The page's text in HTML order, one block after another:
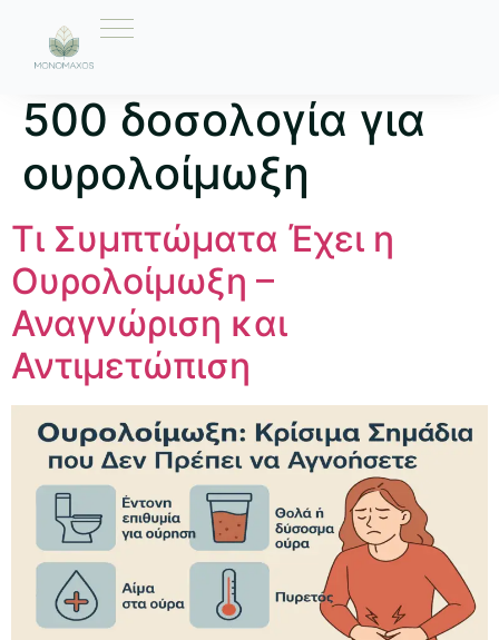
Ετικέτα:
500 δοσολογία για
ουρολοίμωξη
Τι Συμπτώματα Έχει η
Ουρολοίμωξη –
Αναγνώριση και
Αντιμετώπιση